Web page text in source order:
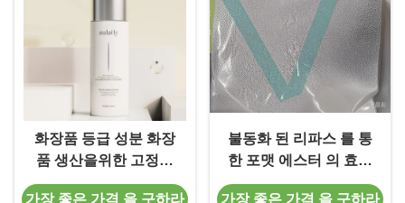
화장품 등급 성분 화장
품 생산을위한 고정화
리파제 원료
가장 좋은 가격 을 구하라
불동화 된 리파스 를 통
한 포맷 에스터 의 효소
합성 및 그 재사용
가장 좋은 가격 을 구하라